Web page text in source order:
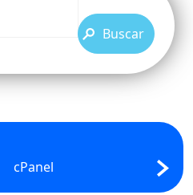
Buscar
cPanel FTP